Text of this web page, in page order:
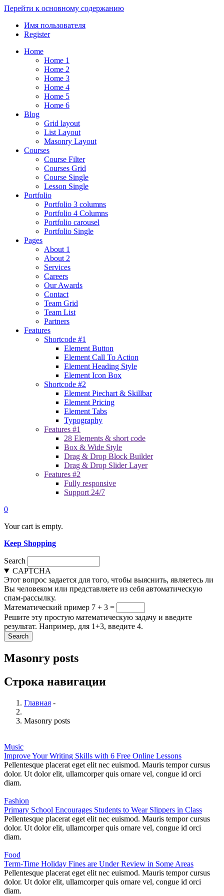
Перейти к основному содержанию
Имя пользователя
Register
Home
Home 1
Home 2
Home 3
Home 4
Home 5
Home 6
Blog
Grid layout
List Layout
Masonry Layout
Courses
Course Filter
Courses Grid
Course Single
Lesson Single
Portfolio
Portfolio 3 columns
Portfolio 4 Columns
Portfolio carousel
Portfolio Single
Pages
About 1
About 2
Services
Careers
Our Awards
Contact
Team Grid
Team List
Partners
Features
Shortcode #1
Element Button
Element Call To Action
Element Heading Style
Element Icon Box
Shortcode #2
Element Piechart & Skillbar
Element Pricing
Element Tabs
Typography
Features #1
28 Elements & short code
Box & Wide Style
Drag & Drop Block Builder
Drag & Drop Slider Layer
Features #2
Fully responsive
Support 24/7
0
Your cart is empty.
Keep Shopping
Search
CAPTCHA
Этот вопрос задается для того, чтобы выяснить, являетесь ли
Вы человеком или представляете из себя автоматическую
спам-рассылку.
Математический пример 7 + 3 =
Решите эту простую математическую задачу и введите
результат. Например, для 1+3, введите 4.
Masonry posts
Строка навигации
Главная -
Masonry posts
Music
Improve Your Writing Skills with 6 Free Online Lessons
Pellentesque placerat eget elit nec euismod. Mauris tempor cursus
dolor. Ut dolor elit, ullamcorper quis ornare vel, congue id orci
diam.
Fashion
Primary School Encourages Students to Wear Slippers in Class
Pellentesque placerat eget elit nec euismod. Mauris tempor cursus
dolor. Ut dolor elit, ullamcorper quis ornare vel, congue id orci
diam.
Food
Term-Time Holiday Fines are Under Review in Some Areas
Pellentesque placerat eget elit nec euismod. Mauris tempor cursus
dolor. Ut dolor elit, ullamcorper quis ornare vel, congue id orci
diam.